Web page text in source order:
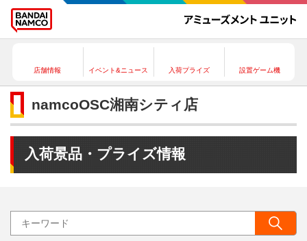
店舗情報 イベント&ニュース 入荷プライズ 設置ゲーム機
namcoOSC湘南シティ店
入荷景品・プライズ情報